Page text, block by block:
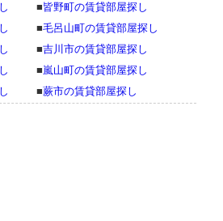
■皆野町の賃貸部屋探し
■毛呂山町の賃貸部屋探し
■吉川市の賃貸部屋探し
■嵐山町の賃貸部屋探し
■蕨市の賃貸部屋探し